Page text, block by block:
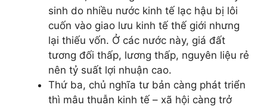
sinh do nhiều nước kinh tế lạc hậu bị lôi
cuốn vào giao lưu kinh tế thế giới nhưng
lại thiếu vốn. Ở các nước này, giá đất
tương đối thấp, lương thấp, nguyên liệu rẻ
nên tỷ suất lợi nhuận cao.
Thứ ba, chủ nghĩa tư bản càng phát triển
thì mâu thuẫn kinh tế – xã hội càng trở